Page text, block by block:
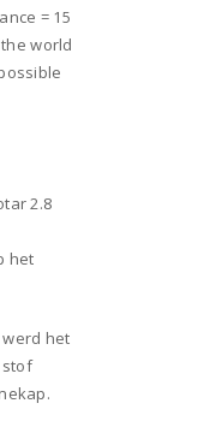
= 15
the world
2.8
het
het
stof